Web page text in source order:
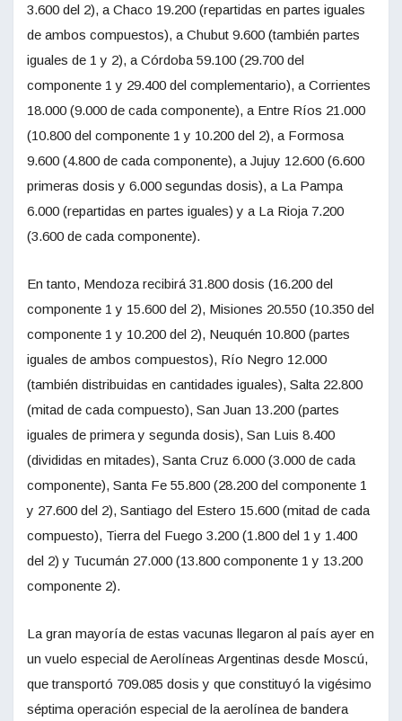
3.600 del 2), a Chaco 19.200 (repartidas en partes iguales
de ambos compuestos), a Chubut 9.600 (también partes
iguales de 1 y 2), a Córdoba 59.100 (29.700 del
componente 1 y 29.400 del complementario), a Corrientes
18.000 (9.000 de cada componente), a Entre Ríos 21.000
(10.800 del componente 1 y 10.200 del 2), a Formosa
9.600 (4.800 de cada componente), a Jujuy 12.600 (6.600
primeras dosis y 6.000 segundas dosis), a La Pampa
6.000 (repartidas en partes iguales) y a La Rioja 7.200
(3.600 de cada componente).
En tanto, Mendoza recibirá 31.800 dosis (16.200 del
componente 1 y 15.600 del 2), Misiones 20.550 (10.350 del
componente 1 y 10.200 del 2), Neuquén 10.800 (partes
iguales de ambos compuestos), Río Negro 12.000
(también distribuidas en cantidades iguales), Salta 22.800
(mitad de cada compuesto), San Juan 13.200 (partes
iguales de primera y segunda dosis), San Luis 8.400
(divididas en mitades), Santa Cruz 6.000 (3.000 de cada
componente), Santa Fe 55.800 (28.200 del componente 1
y 27.600 del 2), Santiago del Estero 15.600 (mitad de cada
compuesto), Tierra del Fuego 3.200 (1.800 del 1 y 1.400
del 2) y Tucumán 27.000 (13.800 componente 1 y 13.200
componente 2).
La gran mayoría de estas vacunas llegaron al país ayer en
un vuelo especial de Aerolíneas Argentinas desde Moscú,
que transportó 709.085 dosis y que constituyó la vigésimo
séptima operación especial de la aerolínea de bandera